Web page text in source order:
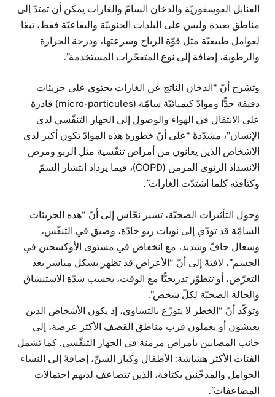
القنابل الفوسفوريّة والدخان السامّ والغارات يمكن أن تمتدّ إلى
مناطق بعيدة وليس على البلدات الجنوبيّة والبقاعيّة فقط، تبعًا
لعوامل طبيعيّة مثل قوّة الرياح وسرعتها، ودرجة الحرارة
والرطوبة، إضافة إلى نوع المتفجّرات المستخدمة”.
وتشرح أنّ “الدخان الناتج عن الغارات يحتوي على جزيئات
دقيقة جدًّا وموادّ كيميائيّة سامّة (micro-particules) قادرة
على الانتقال في الهواء والوصول إلى الجهاز التنفّسي لدى
الإنسان”، مشدّدةً “على أنّ خطورة هذه الموادّ تكون أكبر لدى
الأشخاص الذين يعانون من أمراض تنفّسية مثل الربو ومرض
الانسداد الرئوي المزمن (COPD)، فيما يزداد انتشار السمّ
وكثافته كلما اشتدّت الغارات”.
وحول التأثيرات الصحيّة، تشير نحّاس إلى أنّ “هذه الجزيئات
السامّة قد تؤدّي إلى نوبات ربو حادّة، وضيق في التنفّس،
وسعال جافّ وشديد، مع انخفاض في مستوى الأوكسجين في
الجسم”، لافتةً إلى أنّ “الأعراض قد تظهر بشكل مباشر بعد
التعرّض، أو تتطوّر تدريجيًّا مع الوقت، بحسب شدّة الاستنشاق
والحالة الصحيّة لكلّ شخص”.
وتؤكّد أنّ “الخطر لا يتوزّع بالتساوي، إذ يكون الأشخاص الذين
يعيشون أو يعملون قرب مناطق القصف الأكثر عرضة، إلى
جانب المصابين بأمراض مزمنة في الجهاز التنفّسي. كما تشمل
الفئات الأكثر هشاشة: الأطفال وكبار السنّ، إضافةً إلى النساء
الحوامل والمدخّنين بكثافة، الذين تتضاعف لديهم احتمالات
المضاعفات”.